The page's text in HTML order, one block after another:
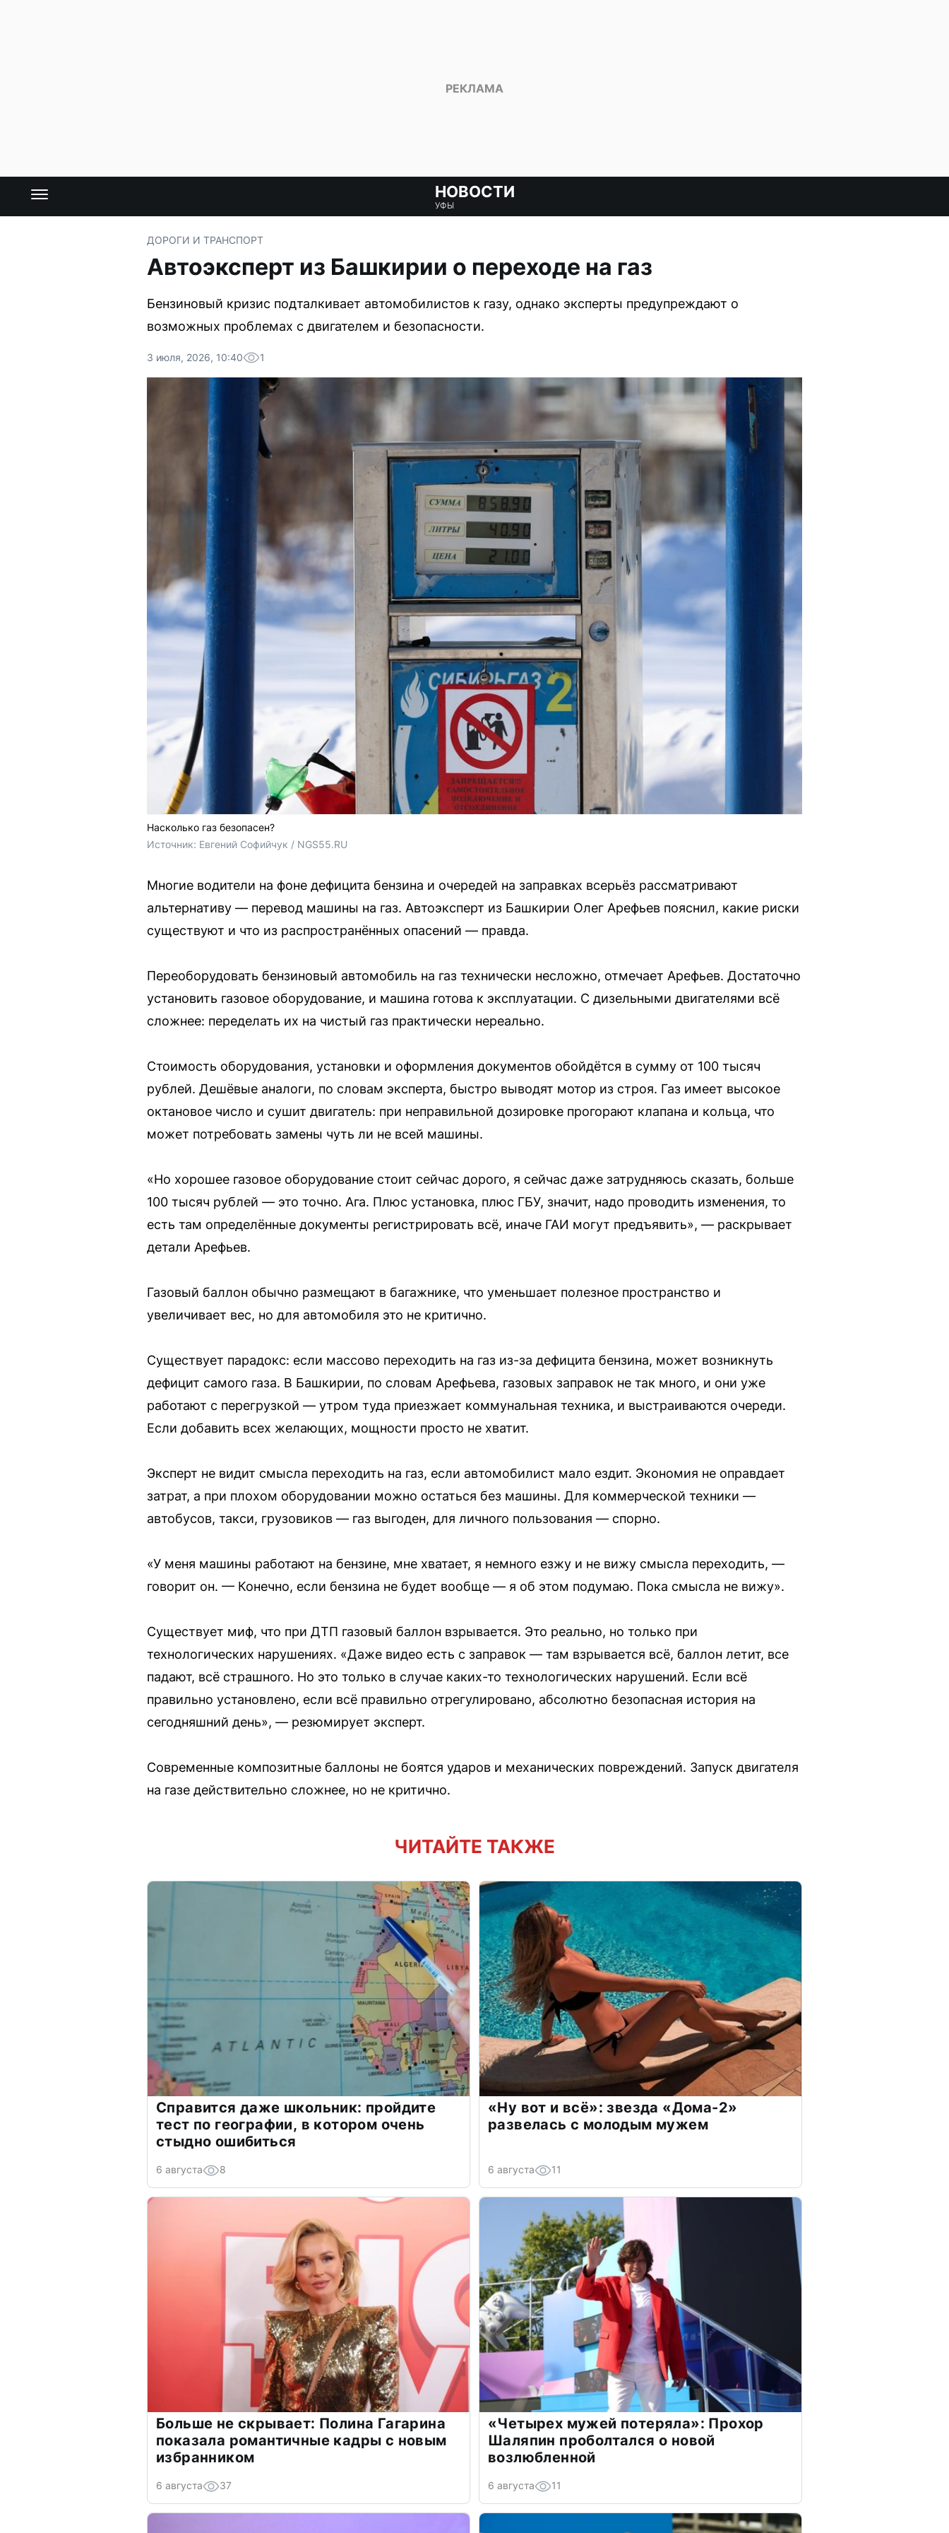
НОВОСТИ
УФЫ
ДОРОГИ И ТРАНСПОРТ
Автоэксперт из Башкирии о переходе на газ
Бензиновый кризис подталкивает автомобилистов к газу, однако эксперты предупреждают о
возможных проблемах с двигателем и безопасности.
3 июля, 2026, 10:40 1
Насколько газ безопасен?
Источник: Евгений Софийчук / NGS55.RU
Многие водители на фоне дефицита бензина и очередей на заправках всерьёз рассматривают
альтернативу — перевод машины на газ. Автоэксперт из Башкирии Олег Арефьев пояснил, какие риски
существуют и что из распространённых опасений — правда.
Переоборудовать бензиновый автомобиль на газ технически несложно, отмечает Арефьев. Достаточно
установить газовое оборудование, и машина готова к эксплуатации. С дизельными двигателями всё
сложнее: переделать их на чистый газ практически нереально.
Стоимость оборудования, установки и оформления документов обойдётся в сумму от 100 тысяч
рублей. Дешёвые аналоги, по словам эксперта, быстро выводят мотор из строя. Газ имеет высокое
октановое число и сушит двигатель: при неправильной дозировке прогорают клапана и кольца, что
может потребовать замены чуть ли не всей машины.
«Но хорошее газовое оборудование стоит сейчас дорого, я сейчас даже затрудняюсь сказать, больше
100 тысяч рублей — это точно. Ага. Плюс установка, плюс ГБУ, значит, надо проводить изменения, то
есть там определённые документы регистрировать всё, иначе ГАИ могут предъявить», — раскрывает
детали Арефьев.
Газовый баллон обычно размещают в багажнике, что уменьшает полезное пространство и
увеличивает вес, но для автомобиля это не критично.
Существует парадокс: если массово переходить на газ из-за дефицита бензина, может возникнуть
дефицит самого газа. В Башкирии, по словам Арефьева, газовых заправок не так много, и они уже
работают с перегрузкой — утром туда приезжает коммунальная техника, и выстраиваются очереди.
Если добавить всех желающих, мощности просто не хватит.
Эксперт не видит смысла переходить на газ, если автомобилист мало ездит. Экономия не оправдает
затрат, а при плохом оборудовании можно остаться без машины. Для коммерческой техники —
автобусов, такси, грузовиков — газ выгоден, для личного пользования — спорно.
«У меня машины работают на бензине, мне хватает, я немного езжу и не вижу смысла переходить, —
говорит он. — Конечно, если бензина не будет вообще — я об этом подумаю. Пока смысла не вижу».
Существует миф, что при ДТП газовый баллон взрывается. Это реально, но только при
технологических нарушениях. «Даже видео есть с заправок — там взрывается всё, баллон летит, все
падают, всё страшного. Но это только в случае каких-то технологических нарушений. Если всё
правильно установлено, если всё правильно отрегулировано, абсолютно безопасная история на
сегодняшний день», — резюмирует эксперт.
Современные композитные баллоны не боятся ударов и механических повреждений. Запуск двигателя
на газе действительно сложнее, но не критично.
ЧИТАЙТЕ ТАКЖЕ
Справится даже школьник: пройдите
тест по географии, в котором очень
стыдно ошибиться
6 августа 8
«Ну вот и всё»: звезда «Дома-2»
развелась с молодым мужем
6 августа 11
Больше не скрывает: Полина Гагарина
показала романтичные кадры с новым
избранником
6 августа 37
«Четырех мужей потеряла»: Прохор
Шаляпин проболтался о новой
возлюбленной
6 августа 11